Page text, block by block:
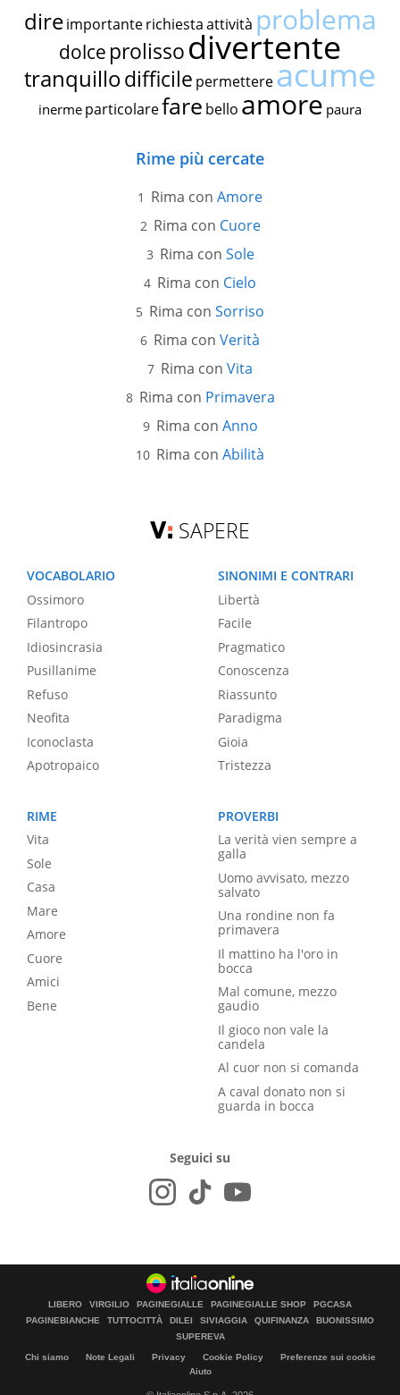
dire importante richiestaattività problema
dolce prolissodivertente
tranquillodifficile permettereacume
inerme particolarefare bello amore paura
Rime più cercate
Rima con Amore
Rima con Cuore
Rima con Sole
Rima con Cielo
Rima con Sorriso
Rima con Verità
Rima con Vita
Rima con Primavera
Rima con Anno
Rima con Abilità
SAPERE
VOCABOLARIO
Ossimoro
Filantropo
Idiosincrasia
Pusillanime
Refuso
Neofita
Iconoclasta
Apotropaico
SINONIMI E CONTRARI
Libertà
Facile
Pragmatico
Conoscenza
Riassunto
Paradigma
Gioia
Tristezza
RIME
Vita
Sole
Casa
Mare
Amore
Cuore
Amici
Bene
PROVERBI
La verità vien sempre a
galla
Uomo avvisato, mezzo
salvato
Una rondine non fa
primavera
Il mattino ha l'oro in
bocca
Mal comune, mezzo
gaudio
Il gioco non vale la
candela
Al cuor non si comanda
A caval donato non si
guarda in bocca
Seguici su
LIBERO VIRGILIO PAGINEGIALLE PAGINEGIALLE SHOP
PGCASA
PAGINEBIANCHE
TUTTOCITTÀ DILEI SIVIAGGIA QUIFINANZA
BUONISSIMO
SUPEREVA
Chi siamo Note Legali Privacy Cookie Policy
Preferenze sui cookie
Aiuto